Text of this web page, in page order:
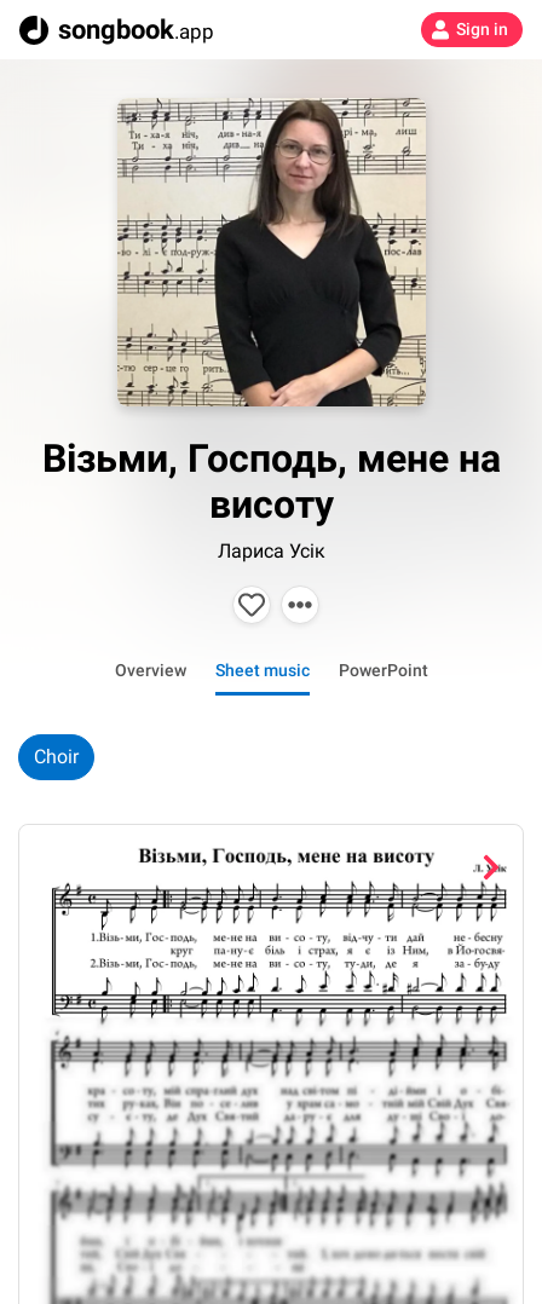
songbook.app Sign in
Візьми, Господь, мене на
висоту
Лариса Усік
Overview Sheet music PowerPoint
Choir